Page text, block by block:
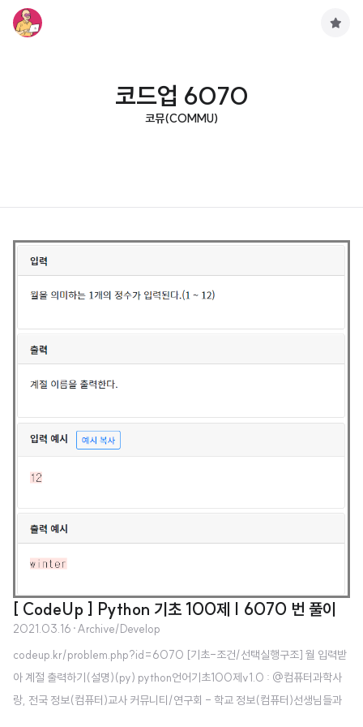
코드업 6070
코뮤(COMMU)
[ CodeUp ] Python 기초 100제 | 6070 번 풀이
2021.03.16 ·Archive/Develop
codeup.kr/problem.php?id=6070 [기초-조건/선택실행구조] 월 입력받
아 계절 출력하기(설명)(py) python언어기초100제v1.0 : @컴퓨터과학사
랑, 전국 정보(컴퓨터)교사 커뮤니티/연구회 - 학교 정보(컴퓨터)선생님들과
구